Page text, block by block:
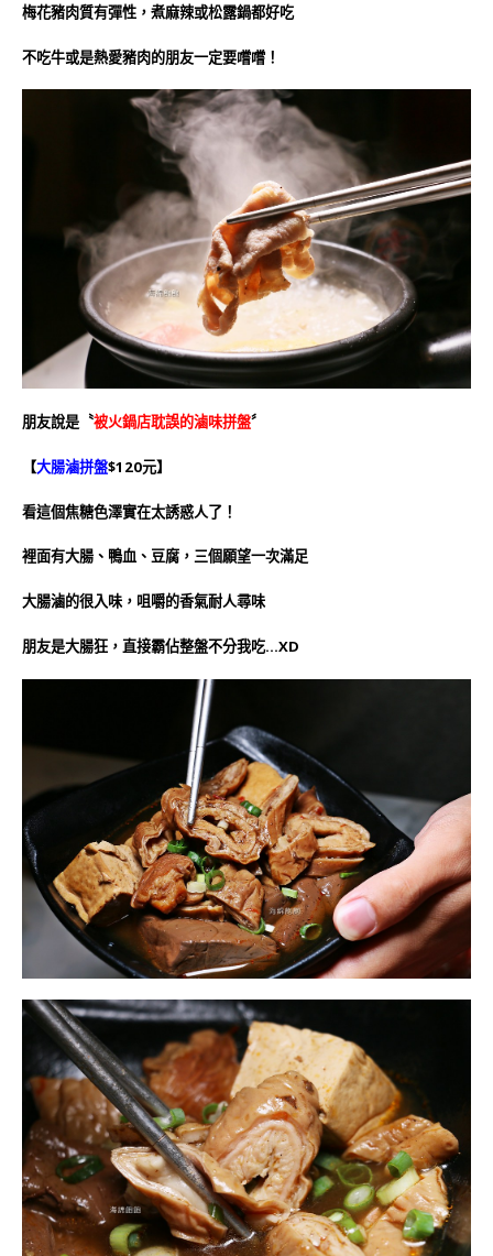
梅花豬肉質有彈性，煮麻辣或松露鍋都好吃
不吃牛或是熱愛豬肉的朋友一定要嚐嚐！
朋友說是〝被火鍋店耽誤的滷味拼盤〞
【大腸滷拼盤$120元】
看這個焦糖色澤實在太誘惑人了！
裡面有大腸、鴨血、豆腐，三個願望一次滿足
大腸滷的很入味，咀嚼的香氣耐人尋味
朋友是大腸狂，直接霸佔整盤不分我吃…XD